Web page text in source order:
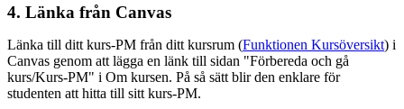
4. Länka från Canvas
Länka till ditt kurs-PM från ditt kursrum (Funktionen Kursöversikt) i
Canvas genom att lägga en länk till sidan "Förbereda och gå
kurs/Kurs-PM" i Om kursen. På så sätt blir den enklare för
studenten att hitta till sitt kurs-PM.